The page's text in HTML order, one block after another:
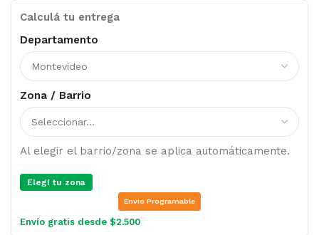
Calculá tu entrega
Departamento
Zona / Barrio
Al elegir el barrio/zona se aplica automáticamente.
Elegí tu zona
Envio Programable
Envío gratis desde $2.500